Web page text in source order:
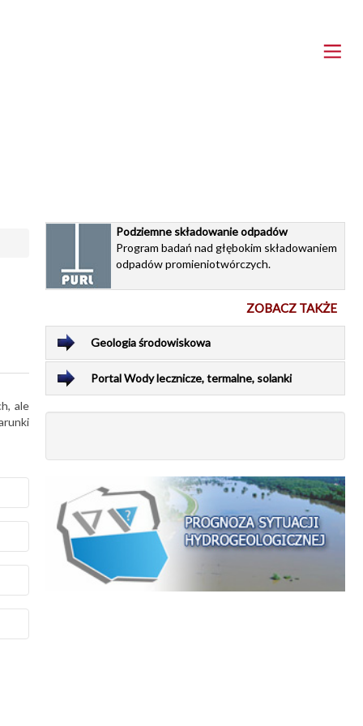
ale
Podziemne składowanie odpadów
Program badań nad głębokim składowaniem
odpadów promieniotwórczych.
ZOBACZ TAKŻE
Geologia środowiskowa
Portal Wody lecznicze, termalne, solanki